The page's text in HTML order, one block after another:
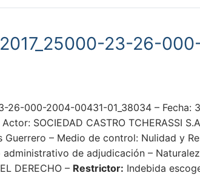
23-26-
26-000-2004-00431-01_38034 – Fecha:
Actor: SOCIEDAD CASTRO TCHERASSI
Guerrero – Medio de control: Nulidad y
de adjudicación –
DERECHO – Restrictor: Indebida